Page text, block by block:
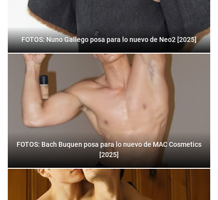
FOTOS: Nuno Gallego posa para lo nuevo de Neo2 [2025]
FOTOS: Bach Buquen posa para lo nuevo de MAC Cosmetics
[2025]